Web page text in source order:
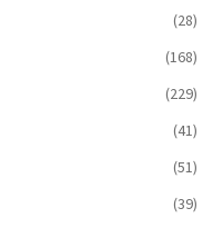
(28)
(168)
(229)
(41)
(51)
(39)